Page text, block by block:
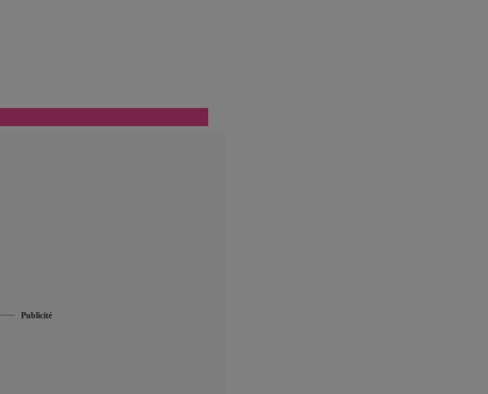
Publicité